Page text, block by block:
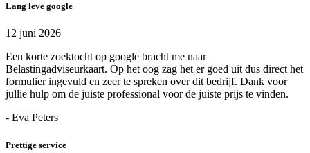
Lang leve google
12 juni 2026
Een korte zoektocht op google bracht me naar
Belastingadviseurkaart. Op het oog zag het er goed uit dus direct het
formulier ingevuld en zeer te spreken over dit bedrijf. Dank voor
jullie hulp om de juiste professional voor de juiste prijs te vinden.
- Eva Peters
Prettige service